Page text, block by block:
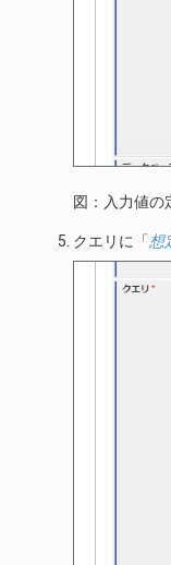
図：入力値の
クエリに「想